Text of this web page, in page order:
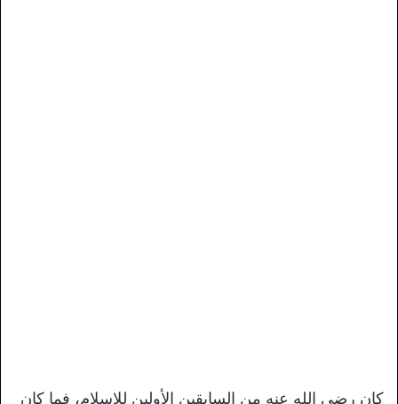
كان رضي الله عنه من السابقين الأولين للإسلام، فما كان